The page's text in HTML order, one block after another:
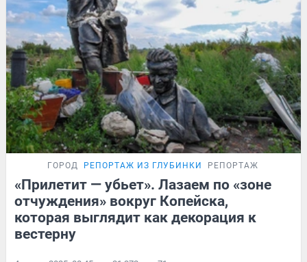
ГОРОД РЕПОРТАЖ ИЗ ГЛУБИНКИ РЕПОРТАЖ
«Прилетит — убьет». Лазаем по «зоне
отчуждения» вокруг Копейска,
которая выглядит как декорация к
вестерну